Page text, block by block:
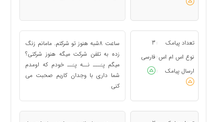
تعداد پیامک :
3
نوع اس ام اس : فارسی
ارسال پیامک
:
ساعت 8شبه هنوز تو شرکتم. مامانم زنگ
زده به تلفن شرکت میگه هنوز شرکتی؟
میگم پـَـــ نــه پـَــ خودم که اومدم
شما داری با وجدان کاریم صحبت می
کنی